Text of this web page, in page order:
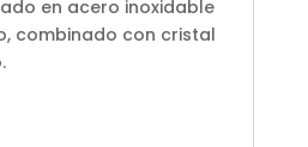
en acero inoxidable
combinado con cristal